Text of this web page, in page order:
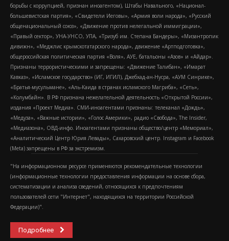
борьбы с коррупцией, признан иноагентом), Штабы Навального, «Национал-
большевистская партия», «Свидетели Иеговы», «Армия воли народа», «Русский
общенациональный союз», «Движение против нелегальной иммиграции»,
«Правый сектор», УНА-УНСО, УПА, «Тризуб им. Степана Бандеры», «Мизантропик
дивижн», «Меджлис крымскотатарского народа», движение «Артподготовка»,
общероссийская политическая партия «Воля», АУЕ, батальоны «Азов» и «Айдар».
Признаны террористическими и запрещены: «Движение Талибан», «Имарат
Кавказ», «Исламское государство» (ИГ, ИГИЛ), Джебхад-ан-Нусра, «АУМ Синрике»,
«Братья-мусульмане», «Аль-Каида в странах исламского Магриба», «Сеть»,
«Колумбайн». В РФ признана нежелательной деятельность «Открытой России»,
издания «Проект Медиа». СМИ-иноагентами признаны: телеканал «Дождь»,
«Медуза», «Важные истории», «Голос Америки», радио «Свобода», The Insider,
«Медиазона», ОВД-инфо. Иноагентами признаны общество/центр «Мемориал»,
«Аналитический Центр Юрия Левады», Сахаровский центр. Instagram и Facebook
(Metа) запрещены в РФ за экстремизм.
"На информационном ресурсе применяются рекомендательные технологии
(информационные технологии предоставления информации на основе сбора,
систематизации и анализа сведений, относящихся к предпочтениям
пользователей сети "Интернет", находящихся на территории Российской
Федерации)".
Подробнее